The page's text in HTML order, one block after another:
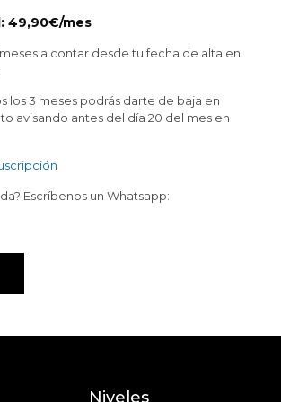
49,90€/mes
a contar desde tu fecha de alta en
los 3 meses podrás darte de baja en
avisando antes del día 20 del mes en
Escríbenos un Whatsapp:
Niveles